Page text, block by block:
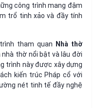
công trình mang đậm
trổ tinh xảo và đầy tính
tham quan
Nhà thờ
thờ nổi bật và lâu đời
trình này được xây dựng
kiến trúc Pháp cổ với
nét tinh tế đầy nghệ